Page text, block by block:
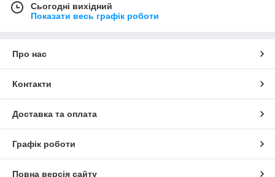
Сьогодні вихідний
Показати весь графік роботи
Про нас
Контакти
Доставка та оплата
Графік роботи
Повна версія сайту